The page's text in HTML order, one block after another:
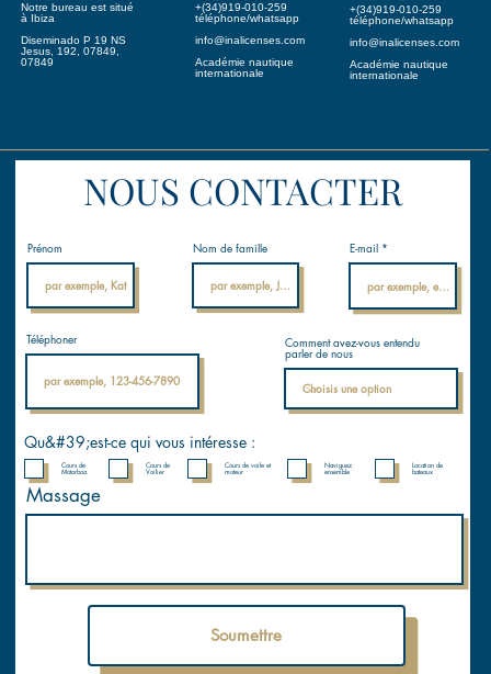
+(34)919-010-259
téléphone/whatsapp
info@inalicenses.com
Académie nautique
internationale
Notre bureau est situé
à Ibiza
Diseminado P 19 NS
Jesus, 192, 07849,
07849
NOUS CONTACTER
Prénom Nom de famille E-mail
Téléphoner
Soumettre
Qu&#39;est-ce qui vous intéresse :
Cours de
Motorboa
Cours de
Voilier
Cours de voile et
moteur
Naviguez
ensemble
Location de
bateaux
Comment avez-vous entendu
parler de nous
Massage
+(34)919-010-259
téléphone/whatsapp
info@inalicenses.com
Académie nautique
internationale